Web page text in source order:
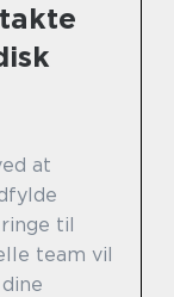
at
til
team vil